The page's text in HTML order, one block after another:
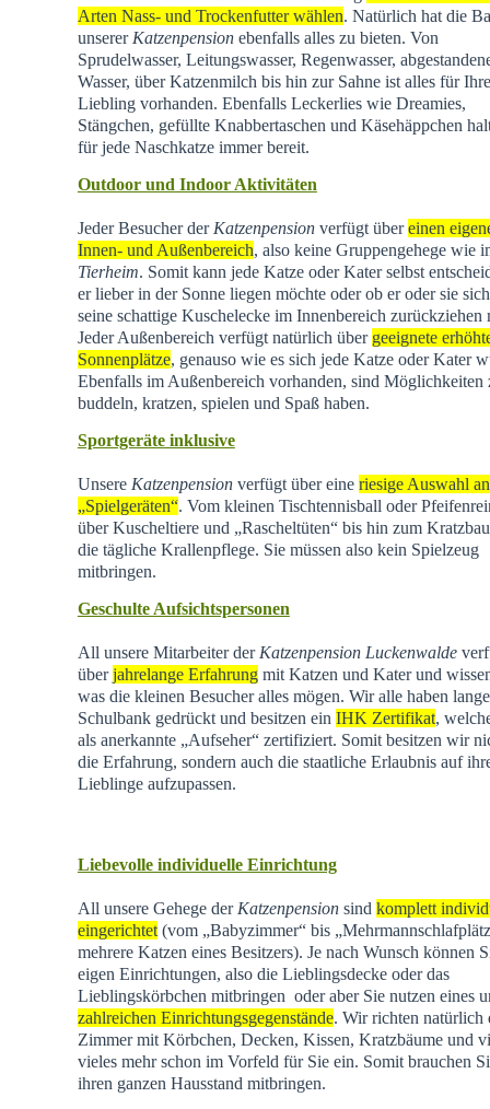
Arten Nass- und Trockenfutter wählen. Natürlich hat die
unserer Katzenpensionebenfalls alles zu bieten. Von
Sprudelwasser, Leitungswasser, Regenwasser,
Wasser, über Katzenmilch bis hin zur Sahne ist alles für
Liebling vorhanden. Ebenfalls Leckerlies wie Dreamies,
Stängchen, gefüllte Knabbertaschen und Käsehäppchen
für jede Naschkatze immer bereit.
Outdoor und Indoor Aktivitäten
Jeder Besucher der Katzenpensionverfügt übereinen
Innen- und Außenbereich, also keine Gruppengehege wie
Tierheim. Somit kann jede Katze oder Kater selbst
er lieber in der Sonne liegen möchte oder ob er oder sie
seine schattige Kuschelecke im Innenbereich zurückziehen
Jeder Außenbereich verfügt natürlich über geeignete
Sonnenplätze, genauso wie es sich jede Katze oder Kater
Ebenfalls im Außenbereich vorhanden, sind Möglichkeiten
buddeln, kratzen, spielen und Spaß haben.
Sportgeräte inklusive
Unsere Katzenpensionverfügt über eine riesige Auswahl an
„Spielgeräten“. Vom kleinen Tischtennisball oder
über Kuscheltiere und „Rascheltüten“ bis hin zum
die tägliche Krallenpflege. Sie müssen also kein Spielzeug
mitbringen.
Geschulte Aufsichtspersonen
All unsere Mitarbeiter der Katzenpension Luckenwalde
überjahrelange Erfahrungmit Katzen und Kater und
was die kleinen Besucher alles mögen. Wir alle haben
Schulbank gedrückt und besitzen ein IHK Zertifikat,
als anerkannte „Aufseher“ zertifiziert. Somit besitzen wir
die Erfahrung, sondern auch die staatliche Erlaubnis auf
Lieblinge aufzupassen.
Liebevolle individuelle Einrichtung
All unsere Gehege der Katzenpensionsind komplett
eingerichtet(vom „Babyzimmer“ bis
mehrere Katzen eines Besitzers). Je nach Wunsch können
eigen Einrichtungen, also die Lieblingsdecke oder das
Lieblingskörbchen mitbringen oder aber Sie nutzen eines
zahlreichen Einrichtungsgegenstände. Wir richten natürlich
Zimmer mit Körbchen, Decken, Kissen, Kratzbäume und
vieles mehr schon im Vorfeld für Sie ein. Somit brauchen
ihren ganzen Hausstand mitbringen.